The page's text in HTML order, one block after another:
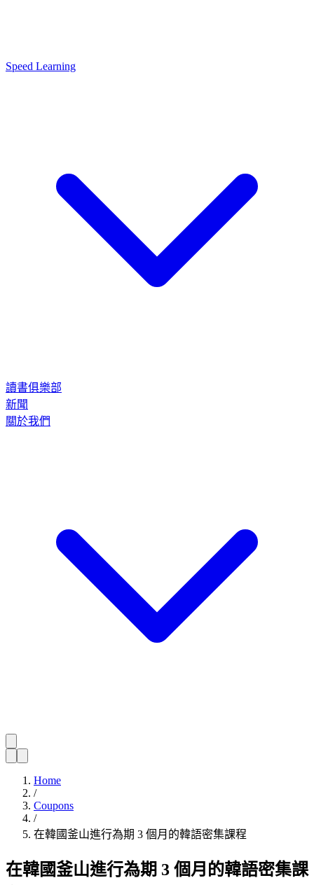
Speed Learning
讀書俱樂部
新聞
關於我們
Home
/
Coupons
/
在韓國釜山進行為期 3 個月的韓語密集課程
在韓國釜山進行為期 3 個月的韓語密集課